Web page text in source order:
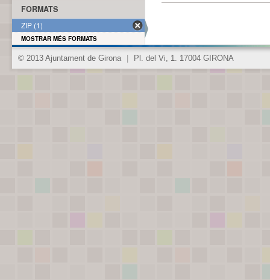
FORMATS
ZIP (1)
MOSTRAR MÉS FORMATS
© 2013 Ajuntament de Girona Pl. del Vi, 1. 17004 GIRONA